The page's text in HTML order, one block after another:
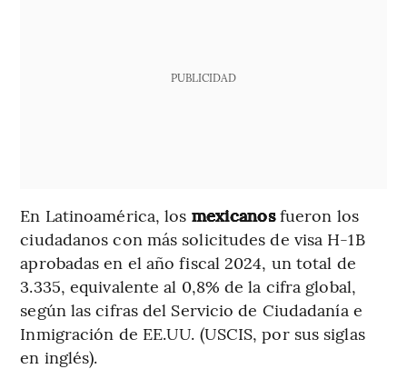
PUBLICIDAD
En Latinoamérica, los mexicanosfueron los
ciudadanos con más solicitudes de visa H-1B
aprobadas en el año fiscal 2024, un total de
3.335, equivalente al 0,8% de la cifra global,
según las cifras del Servicio de Ciudadanía e
Inmigración de EE.UU. (USCIS, por sus siglas
en inglés).